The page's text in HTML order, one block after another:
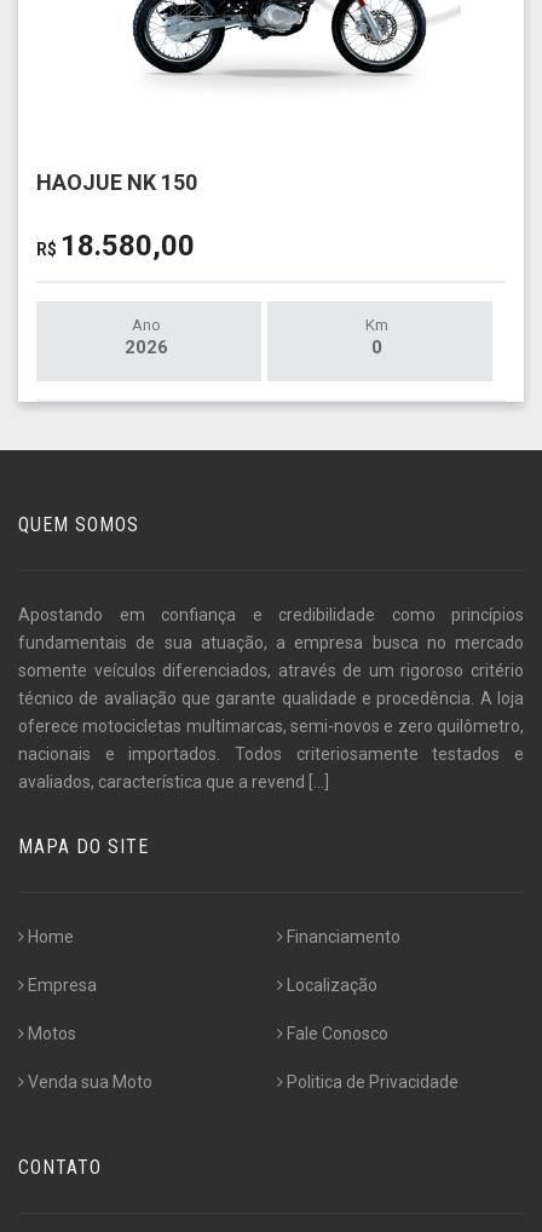
HAOJUE NK 150
R$ 18.580,00
Ano
2026
Km
0
QUEM SOMOS
Apostando em confiança e credibilidade como princípios
fundamentais de sua atuação, a empresa busca no mercado
somente veículos diferenciados, através de um rigoroso critério
técnico de avaliação que garante qualidade e procedência. A loja
oferece motocicletas multimarcas, semi-novos e zero quilômetro,
nacionais e importados. Todos criteriosamente testados e
avaliados, característica que a revend [...]
MAPA DO SITE
Home
Empresa
Motos
Venda sua Moto
Financiamento
Localização
Fale Conosco
Politica de Privacidade
CONTATO